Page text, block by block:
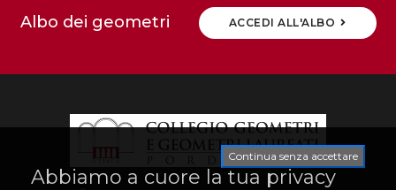
Albo dei geometri ACCEDI ALL'ALBO
Continua senza accettare
Abbiamo a cuore la tua privacy